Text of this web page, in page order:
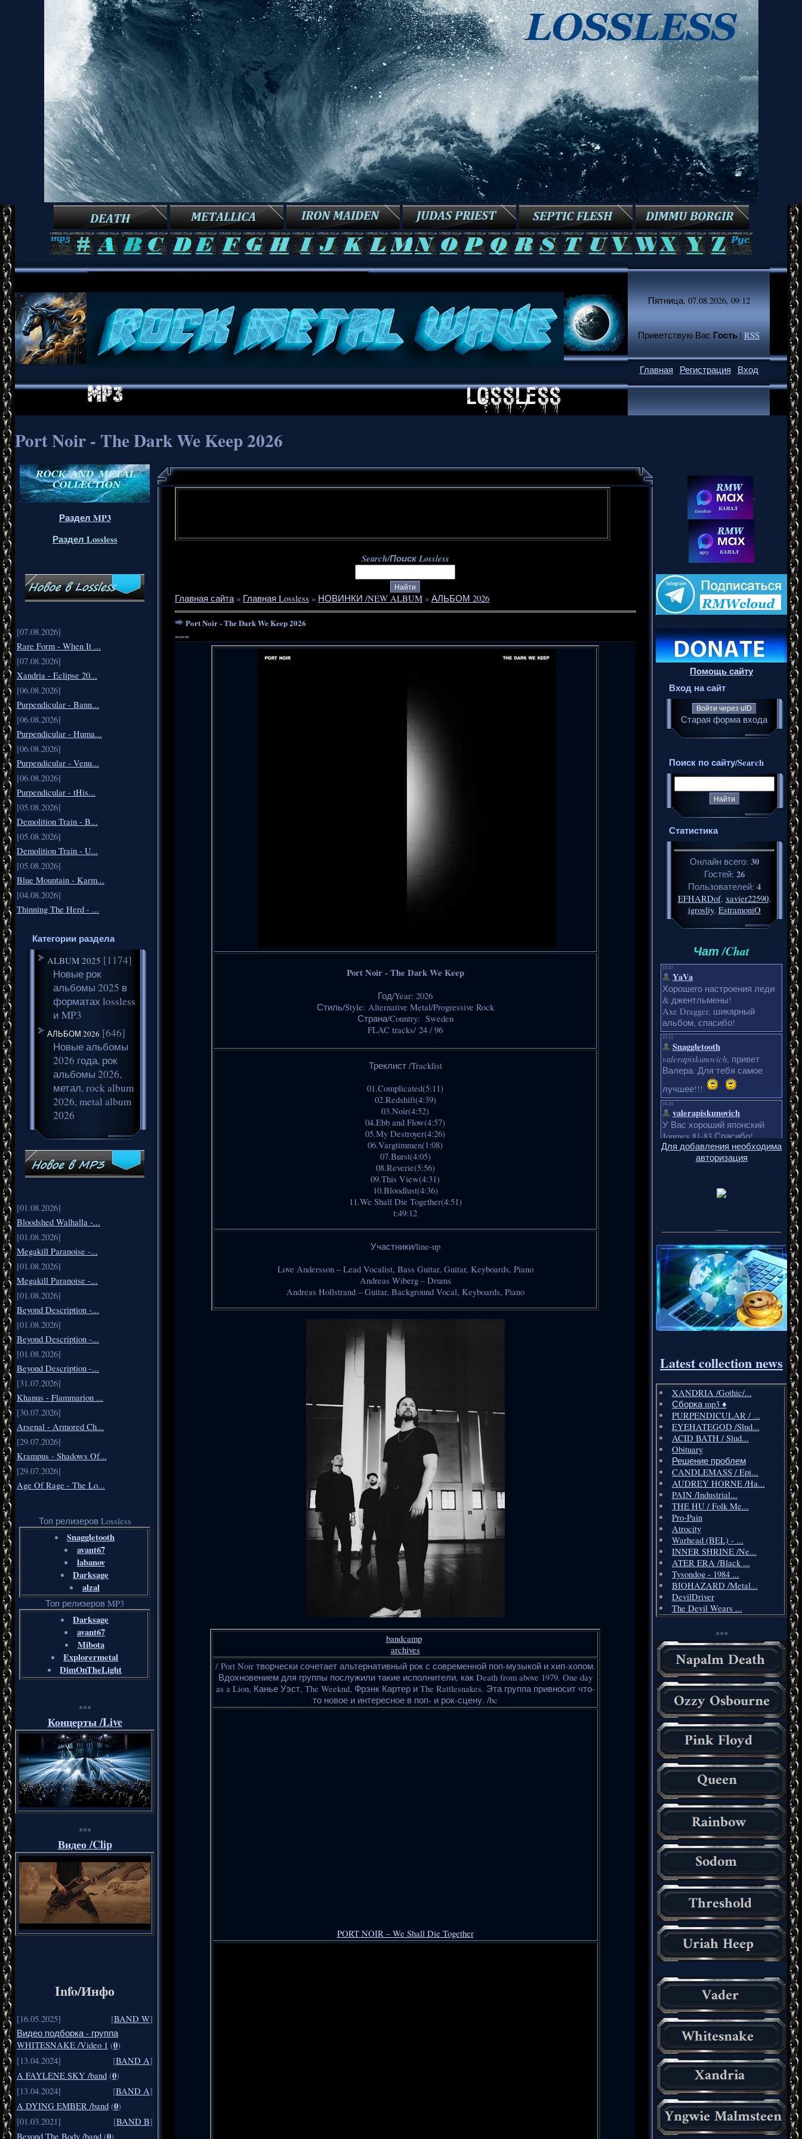
Пятница, 07.08.2026, 09:12
Приветствую Вас Гость|RSS
Главная | Регистрация | Вход
Port Noir - The Dark We Keep 2026
Раздел MP3
Раздел Lossless
[07.08.2026]
Rare Form - When It ...
[07.08.2026]
Xandria - Eclipse 20...
[06.08.2026]
Purpendicular - Bann...
[06.08.2026]
Purpendicular - Huma...
[06.08.2026]
Purpendicular - Venu...
[06.08.2026]
Purpendicular - tHis...
[05.08.2026]
Demolition Train - B...
[05.08.2026]
Demolition Train - U...
[05.08.2026]
Blue Mountain - Karm...
[04.08.2026]
Thinning The Herd - ...
Категории раздела
ALBUM 2025 [1174]
Новые рок
альбомы 2025 в
форматах lossless
и MP3
АЛЬБОМ 2026 [646]
Новые альбомы
2026 года, рок
альбомы 2026,
метал, rock album
2026, metal album
2026
[01.08.2026]
Bloodshed Walhalla -...
[01.08.2026]
Megakill Paranoise -...
[01.08.2026]
Megakill Paranoise -...
[01.08.2026]
Beyond Description -...
[01.08.2026]
Beyond Description -...
[01.08.2026]
Beyond Description -...
[31.07.2026]
Khanus - Flammarion ...
[30.07.2026]
Arsenal - Armored Ch...
[29.07.2026]
Krampus - Shadows Of...
[29.07.2026]
Age Of Rage - The Lo...
Топ релизеров Lossless
Snaggletooth
avant67
labanov
Darksage
alzal
Топ релизеров MP3
Darksage
avant67
Mibota
Explorermetal
DimOnTheLight
***
Концерты /Live
***
Видео /Clip
Info/Инфо
[16.05.2025] [BAND W]
Видео подборка - группа
WHITESNAKE /Video 1 (0)
[13.04.2024]
[BAND A]
A FAYLENE SKY /band (0)
[13.04.2024]
[BAND A]
A DYING EMBER /band (0)
[01.03.2021]
[BAND B]
Beyond The Body /band ( )
Search/Поиск Lossless
Главная сайта» Главная Lossless » НОВИНКИ /NEW ALBUM » АЛЬБОМ 2026
Port Noir - The Dark We Keep 2026
===
Port Noir - The Dark We Keep
Год/Year: 2026
Стиль/Style: Alternative Metal/Progressive Rock
Страна/Country: Sweden
FLAC tracks/ 24 / 96
Треклист /Tracklist
01.Complicated(5:11)
02.Redshift(4:39)
03.Noir(4:52)
04.Ebb and Flow(4:57)
05.My Destroyer(4:26)
06.Vargtimmen(1:08)
07.Burst(4:05)
08.Reverie(5:56)
09.This View(4:31)
10.Bloodlust(4:36)
11.We Shall Die Together(4:51)
t:49:12
Участники/line-up
Love Andersson – Lead Vocalist, Bass Guitar, Guitar, Keyboards, Piano
Andreas Wiberg – Drums
Andreas Hollstrand – Guitar, Background Vocal, Keyboards, Piano
bandcamp
archives
/ Port Noir творчески сочетает альтернативный рок с современной поп-музыкой и хип-хопом.
Вдохновением для группы послужили такие исполнители, как Death from above 1979. One day
as a Lion, Канье Уэст, The Weeknd, Фрэнк Картер и The Rattlesnakes. Эта группа привносит что-
то новое и интересное в поп- и рок-сцену. /bc
PORT NOIR – We Shall Die Together
.
Помощь сайту
Вход на сайт
Войти через uID
Старая форма входа
Поиск по сайту/Search
Статистика
Онлайн всего: 30
Гостей: 26
Пользователей: 4
EFHARDof, xavier22590,
igrosliy, EstramoniO
Чат /Chat
Для добавления необходима
авторизация
Latest collection news
XANDRIA /Gothic/...
Сборка mp3 ♦️
PURPENDICULAR / ...
EYEHATEGOD /Slud...
ACID BATH / Slud...
Obituary
Решение проблем
CANDLEMASS / Epi...
AUDREY HORNE /Ha...
PAIN /Industrial...
THE HU / Folk Me...
Pro-Pain
Atrocity
Warhead (BEL) - ...
INNER SHRINE /Ne...
ATER ERA /Black ...
Tysondog - 1984 ...
BIOHAZARD /Metal...
DevilDriver
The Devil Wears ...
***